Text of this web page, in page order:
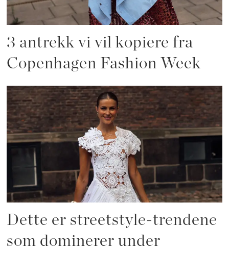
3 antrekk vi vil kopiere fra
Copenhagen Fashion Week
Dette er streetstyle-trendene
som dominerer under